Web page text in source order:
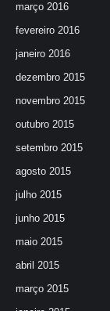
março 2016
fevereiro 2016
janeiro 2016
dezembro 2015
novembro 2015
outubro 2015
setembro 2015
agosto 2015
julho 2015
junho 2015
maio 2015
abril 2015
março 2015